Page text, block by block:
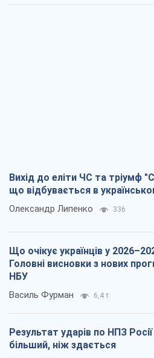
Вихід до еліти ЧС та тріумф
що відбувається в
Олександр Липенко 336
Що очікує українців у
Головні висновки з нових
НБУ
Василь Фурман 6,4 т.
Результат ударів по НПЗ
більший, ніж здається